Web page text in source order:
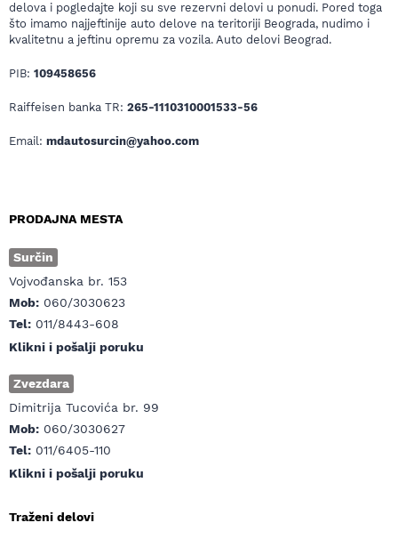
delova i pogledajte koji su sve rezervni delovi u ponudi. Pored toga
što imamo najjeftinije auto delove na teritoriji Beograda, nudimo i
kvalitetnu a jeftinu opremu za vozila. Auto delovi Beograd.
PIB: 109458656
Raiffeisen banka TR: 265-1110310001533-56
Email: mdautosurcin@yahoo.com
PRODAJNA MESTA
Surčin
Vojvođanska br. 153
Mob: 060/3030623
Tel: 011/8443-608
Klikni i pošalji poruku
Zvezdara
Dimitrija Tucovića br. 99
Mob: 060/3030627
Tel: 011/6405-110
Klikni i pošalji poruku
Traženi delovi